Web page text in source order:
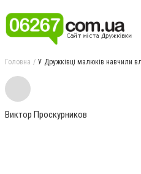
Головна У Дружківці малюків навчили
Виктор Проскурников